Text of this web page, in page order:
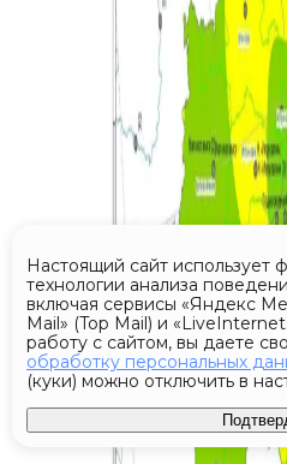
Настоящий сайт использует
технологии анализа
включая сервисы «Яндекс
Mail» (Top Mail) и
работу с сайтом, вы даете
обработку персональных
(куки) можно отключить в